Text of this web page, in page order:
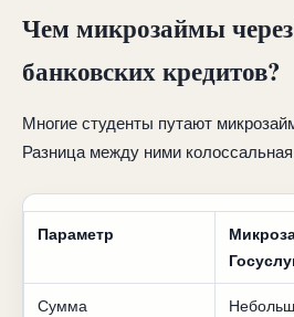
Чем микрозаймы
банковских кредитов?
Многие студенты путают
Разница между ними
Параметр
Сумма